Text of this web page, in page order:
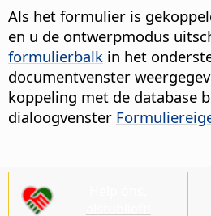
Als het formulier is
en u de ontwerpmodus
formulierbalk in het
documentvenster
koppeling met de database
dialoogvenster